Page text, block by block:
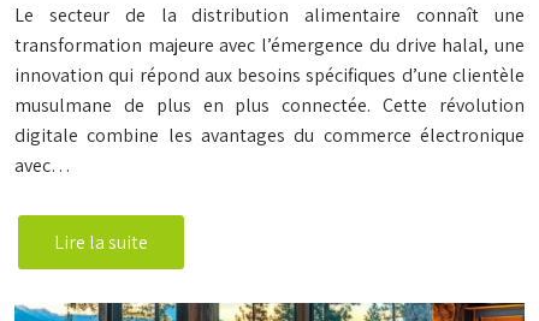
Le secteur de la distribution alimentaire connaît une
transformation majeure avec l’émergence du drive halal, une
innovation qui répond aux besoins spécifiques d’une clientèle
musulmane de plus en plus connectée. Cette révolution
digitale combine les avantages du commerce électronique
avec…
Lire la suite